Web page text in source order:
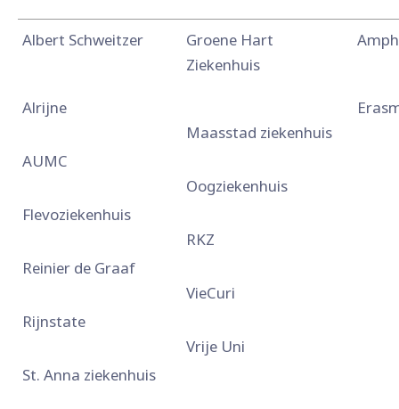
Albert Schweitzer
Alrijne
AUMC
Flevoziekenhuis
Reinier de Graaf
Rijnstate
St. Anna ziekenhuis
Groene Hart
Ziekenhuis
Maasstad ziekenhuis
Oogziekenhuis
RKZ
VieCuri
Vrije Uni